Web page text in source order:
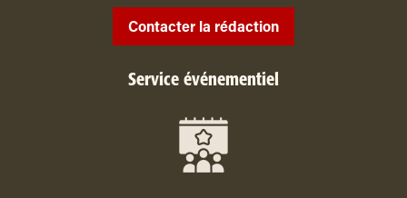
Contacter la rédaction
Service événementiel